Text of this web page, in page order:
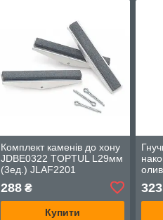
Комплект каменів до хону
JDBE0322 TOPTUL L29мм
(3ед.) JLAF2201
288₴
Купити
323